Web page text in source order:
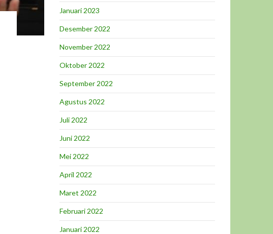
Januari 2023
Desember 2022
November 2022
Oktober 2022
September 2022
Agustus 2022
Juli 2022
Juni 2022
Mei 2022
April 2022
Maret 2022
Februari 2022
Januari 2022